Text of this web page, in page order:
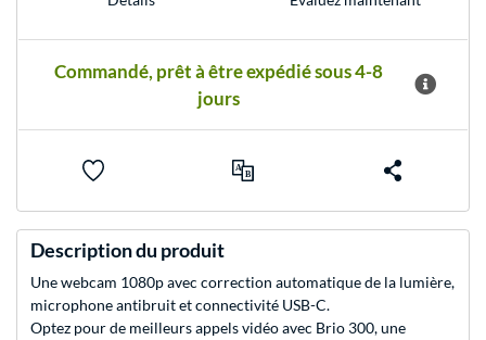
Commandé, prêt à être expédié sous 4-8
jours
Description du produit
Une webcam 1080p avec correction automatique de la lumière,
microphone antibruit et connectivité USB-C.
Optez pour de meilleurs appels vidéo avec Brio 300, une